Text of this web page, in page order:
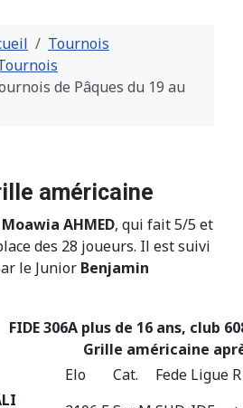
Tournois
de Pâques du 19 au
américaine
Moawia AHMED, qui fait 5/5 et
des 28 joueurs. Il est suivi
le Junior Benjamin
FIDE 306A plus de 16 ans, club
Grille américaine
Elo Cat. Fede Ligue